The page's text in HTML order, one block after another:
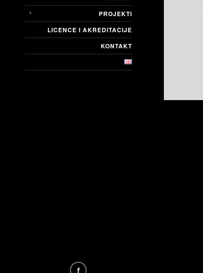
PROJEKTI
LICENCE I AKREDITACIJE
KONTAKT